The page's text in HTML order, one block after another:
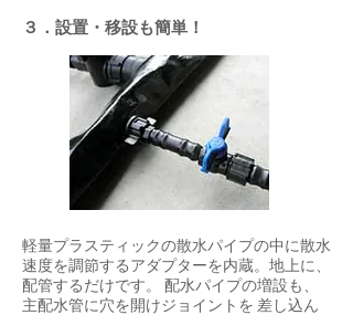
３．設置・移設も簡単！
軽量プラスティックの散水パイプの中に散水
速度を調節するアダプターを内蔵。地上に、
配管するだけです。 配水パイプの増設も、
主配水管に穴を開けジョイントを 差し込ん